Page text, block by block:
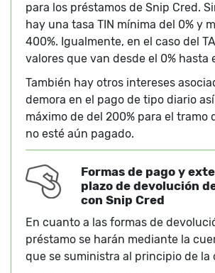
para los préstamos de Snip Cred.
hay una tasa TIN mínima del 0% y
400%. Igualmente, en el caso del
valores que van desde el 0% hasta
También hay otros intereses
demora en el pago de tipo diario
máximo de del 200% para el tramo
no esté aún pagado.
Formas de pago y
plazo de devolución
con Snip Cred
En cuanto a las formas de
préstamo se harán mediante la
que se suministra al principio de la